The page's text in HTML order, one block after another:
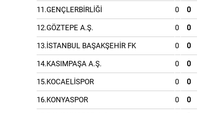
11.GENÇLERBİRLİĞİ 0 0
12.GÖZTEPE A.Ş. 0 0
13.İSTANBUL BAŞAKŞEHİR FK 0 0
14.KASIMPAŞA A.Ş. 0 0
15.KOCAELİSPOR 0 0
16.KONYASPOR 0 0